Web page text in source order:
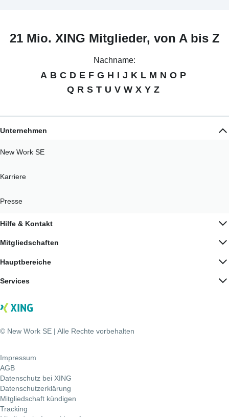
21 Mio. XING Mitglieder, von A bis Z
Nachname:
A B C D E F G H I J K L M N O P
Q R S T U V W X Y Z
Unternehmen
New Work SE
Karriere
Presse
Hilfe & Kontakt
Mitgliedschaften
Hauptbereiche
Services
© New Work SE | Alle Rechte vorbehalten
Impressum
AGB
Datenschutz bei XING
Datenschutzerklärung
Mitgliedschaft kündigen
Tracking